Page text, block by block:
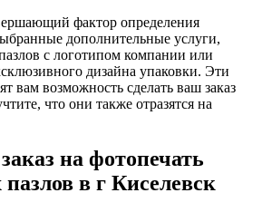
фактор определения
дополнительные услуги,
с логотипом компании или
дизайна упаковки. Эти
вам возможность сделать ваш заказ
что они также отразятся на
на фотопечать
в г Киселевск